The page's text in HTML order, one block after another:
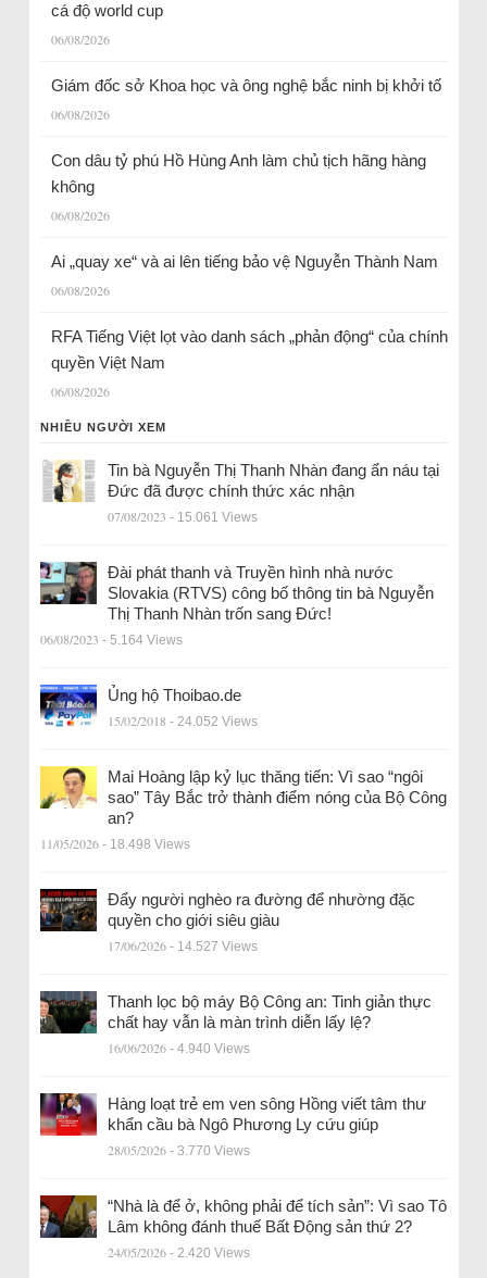
cá độ world cup
06/08/2026
Giám đốc sở Khoa học và ông nghệ bắc ninh bị khởi tố
06/08/2026
Con dâu tỷ phú Hồ Hùng Anh làm chủ tịch hãng hàng
không
06/08/2026
Ai „quay xe“ và ai lên tiếng bảo vệ Nguyễn Thành Nam
06/08/2026
RFA Tiếng Việt lọt vào danh sách „phản động“ của chính
quyền Việt Nam
06/08/2026
NHIỀU NGƯỜI XEM
Tin bà Nguyễn Thị Thanh Nhàn đang ẩn náu tại
Đức đã được chính thức xác nhận
07/08/2023 - 15.061 Views
Đài phát thanh và Truyền hình nhà nước
Slovakia (RTVS) công bố thông tin bà Nguyễn
Thị Thanh Nhàn trốn sang Đức!
06/08/2023 - 5.164 Views
Ủng hộ Thoibao.de
15/02/2018 - 24.052 Views
Mai Hoàng lập kỷ lục thăng tiến: Vì sao “ngôi
sao” Tây Bắc trở thành điểm nóng của Bộ Công
an?
11/05/2026 - 18.498 Views
Đẩy người nghèo ra đường để nhường đặc
quyền cho giới siêu giàu
17/06/2026 - 14.527 Views
Thanh lọc bộ máy Bộ Công an: Tinh giản thực
chất hay vẫn là màn trình diễn lấy lệ?
16/06/2026 - 4.940 Views
Hàng loạt trẻ em ven sông Hồng viết tâm thư
khẩn cầu bà Ngô Phương Ly cứu giúp
28/05/2026 - 3.770 Views
“Nhà là để ở, không phải để tích sản”: Vì sao Tô
Lâm không đánh thuế Bất Động sản thứ 2?
24/05/2026 - 2.420 Views